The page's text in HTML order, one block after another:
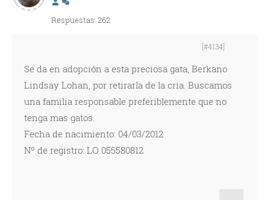
Respuestas: 262
[#4134]
Se da en adopción a esta preciosa gata, Berkano
Lindsay Lohan, por retirarla de la cria. Buscamos
una familia responsable preferiblemente que no
tenga mas gatos.
Fecha de nacimiento: 04/03/2012
Nº de registro: LO 055580812